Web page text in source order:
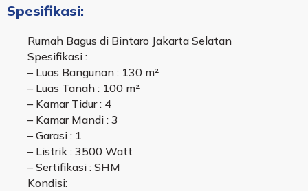
Spesifikasi:
Rumah Bagus di Bintaro Jakarta Selatan
Spesifikasi :
– Luas Bangunan : 130 m²
– Luas Tanah : 100 m²
– Kamar Tidur : 4
– Kamar Mandi : 3
– Garasi : 1
– Listrik : 3500 Watt
– Sertifikasi : SHM
Kondisi: